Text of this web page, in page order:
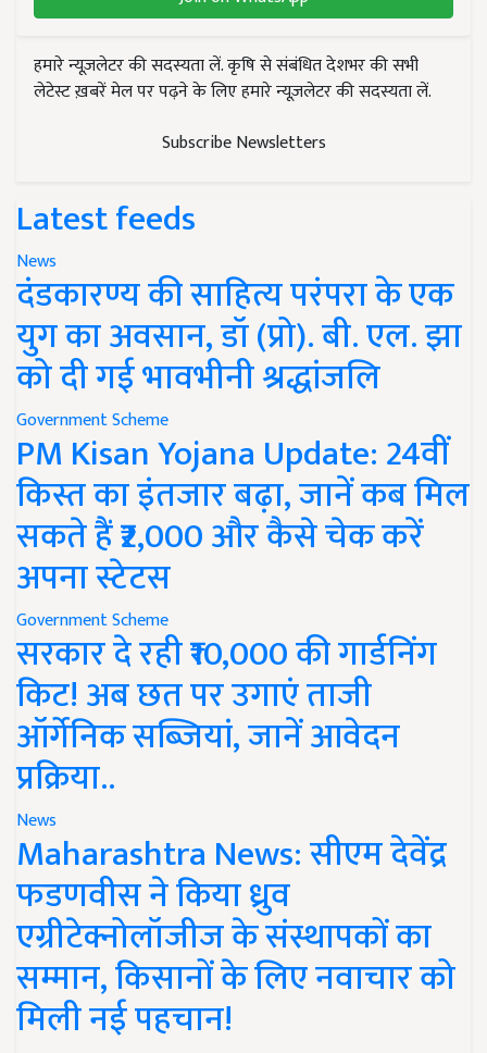
हमारे न्यूज़लेटर की सदस्यता लें. कृषि से संबंधित देशभर की सभी
लेटेस्ट ख़बरें मेल पर पढ़ने के लिए हमारे न्यूज़लेटर की सदस्यता लें.
Subscribe Newsletters
Latest feeds
News
दंडकारण्य की साहित्य परंपरा के एक
युग का अवसान, डॉ (प्रो). बी. एल. झा
को दी गई भावभीनी श्रद्धांजलि
Government Scheme
PM Kisan Yojana Update: 24वीं
किस्त का इंतजार बढ़ा, जानें कब मिल
सकते हैं ₹2,000 और कैसे चेक करें
अपना स्टेटस
Government Scheme
सरकार दे रही ₹10,000 की गार्डनिंग
किट! अब छत पर उगाएं ताजी
ऑर्गेनिक सब्जियां, जानें आवेदन
प्रक्रिया..
News
Maharashtra News: सीएम देवेंद्र
फडणवीस ने किया ध्रुव
एग्रीटेक्नोलॉजीज के संस्थापकों का
सम्मान, किसानों के लिए नवाचार को
मिली नई पहचान!